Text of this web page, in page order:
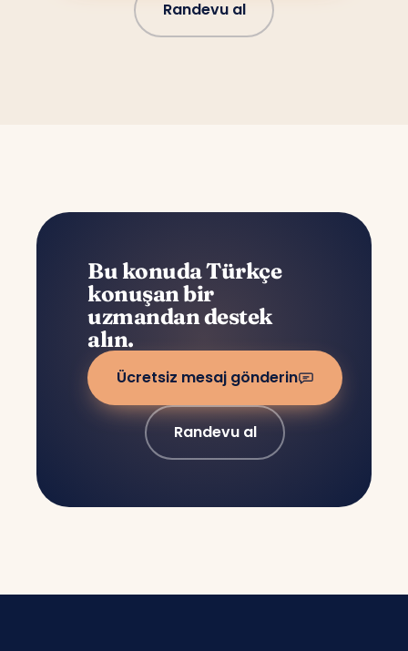
Randevu al
Bu konuda Türkçe
konuşan bir
uzmandan destek
alın.
Ücretsiz mesaj gönderin
Randevu al